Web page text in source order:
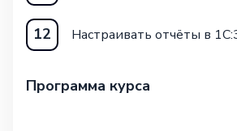
12 Настраивать отчёты в
Программа курса